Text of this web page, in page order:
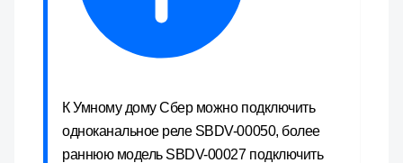
К Умному дому Сбер можно подключить
одноканальное реле SBDV-00050, более
раннюю модель SBDV-00027 подключить